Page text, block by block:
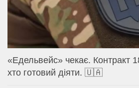
«Едельвейс» чекає. Контракт
хто готовий діяти. 🇺🇦